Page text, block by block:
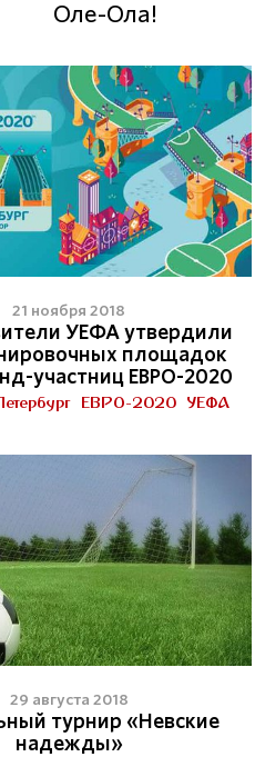
Оле-Ола!
21 ноября 2018
УЕФА утвердили
площадок
участниц ЕВРО-2020
ЕВРО-2020 УЕФА
29 августа 2018
турнир «Невские
надежды»